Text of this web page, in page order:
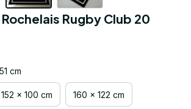
Rugby Club 20
cm
152 x 100 cm 160 x 122 cm